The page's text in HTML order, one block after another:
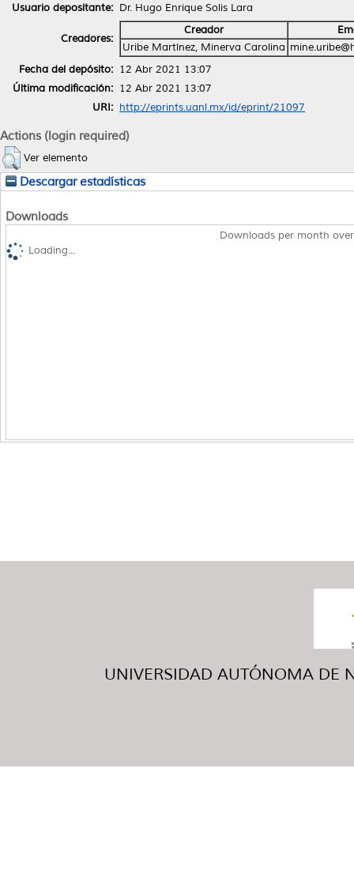
Usuario depositante: Dr. Hugo Enrique Solis Lara
Creadores:
Creador
Uribe Martínez, Minerva Carolina
Fecha del depósito: 12 Abr 2021 13:07
Última modificación: 12 Abr 2021 13:07
URI: http://eprints.uanl.mx/id/eprint/21097
Actions (login required)
Ver elemento
Descargar estadísticas
Downloads
Downloads per month
Loading...
UNIVERSIDAD AUTÓNOMA DE